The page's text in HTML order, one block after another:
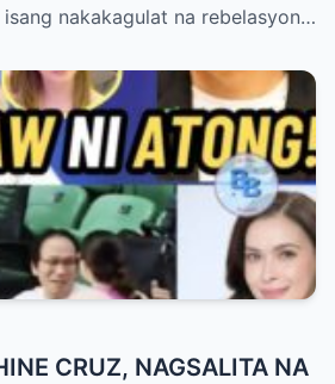
nakakagulat na rebelasyon…
CRUZ, NAGSALITA NA